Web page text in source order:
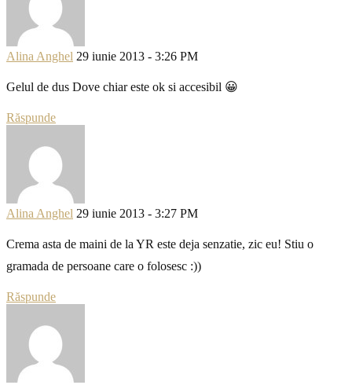
Alina Anghel 29 iunie 2013 - 3:26 PM
Gelul de dus Dove chiar este ok si accesibil 😀
Răspunde
Alina Anghel 29 iunie 2013 - 3:27 PM
Crema asta de maini de la YR este deja senzatie, zic eu! Stiu o
gramada de persoane care o folosesc :))
Răspunde